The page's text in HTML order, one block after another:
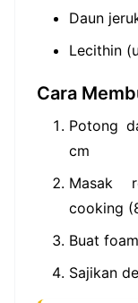
Daun
Lecithin
Cara
Potong
cm
Masak
cooking
Buat
Sajikan